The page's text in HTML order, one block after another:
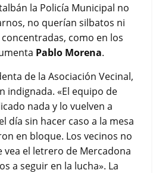
la Policía Municipal no
no querían silbatos ni
como en los
Pablo Morena.
de la Asociación Vecinal,
indignada. «El equipo de
nada y lo vuelven a
día sin hacer caso a la mesa
en bloque. Los vecinos no
vea el letrero de Mercadona
a seguir en la lucha». La